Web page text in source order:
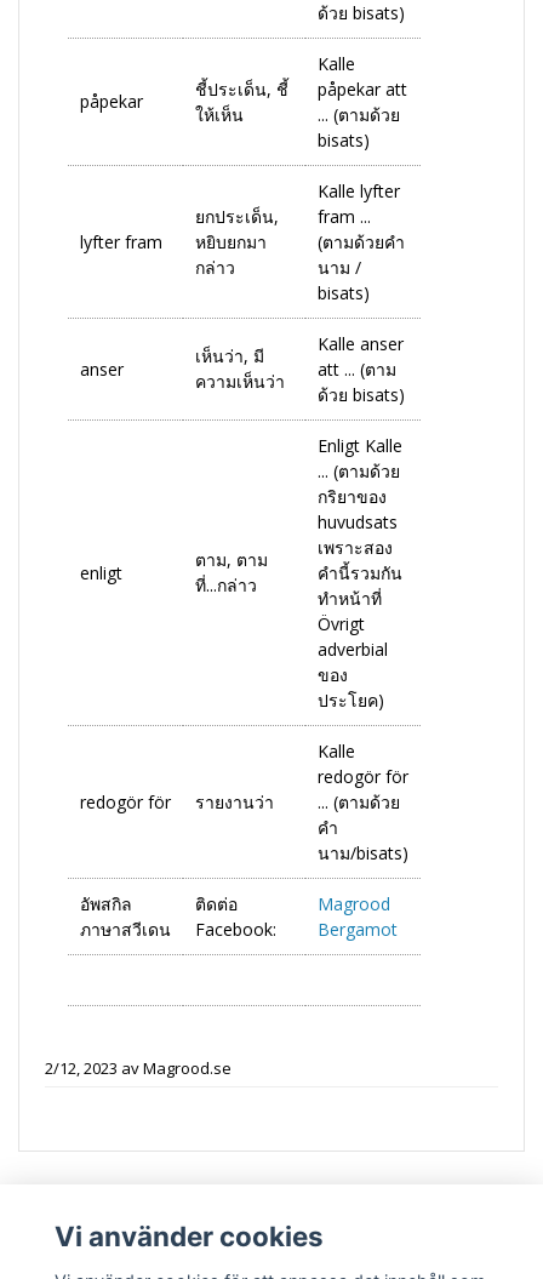
ด้วย bisats)
påpekar
ชี้ประเด็น, ชี้
ให้เห็น
Kalle
påpekar att
... (ตามด้วย
bisats)
lyfter fram
ยกประเด็น,
หยิบยกมา
กล่าว
Kalle lyfter
fram ...
(ตามด้วยคำ
นาม /
bisats)
anser
เห็นว่า, มี
ความเห็นว่า
Kalle anser
att ... (ตาม
ด้วย bisats)
enligt
ตาม, ตาม
ที่...กล่าว
Enligt Kalle
... (ตามด้วย
กริยาของ
huvudsats
เพราะสอง
คำนี้รวมกัน
ทำหน้าที่
Övrigt
adverbial
ของ
ประโยค)
redogör för รายงานว่า
Kalle
redogör för
... (ตามด้วย
คำ
นาม/bisats)
อัพสกิล
ภาษาสวีเดน
ติดต่อ
Facebook:
Magrood
Bergamot
2/12, 2023 avMagrood.se
Vi använder cookies